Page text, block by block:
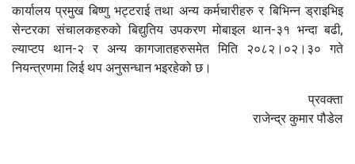
कार्यालय प्रमुख बिष्णु भट्टराई तथा अन्य कर्मचारीहरु र बिभिन्न ड्राइभिइ
सेन्टरका संचालकहरुको बिद्युतिय उपकरण मोबाइल थान-३१ भन्दा बढी,
ल्याप्टप थान-२ र अन्य कागजातहरुसमेत मिति २०८२।०२।३० गते
नियन्त्रणमा लिई थप अनुसन्धान भइरहेको छ।
प्रवक्ता
राजेन्द्र कुमार पौडेल